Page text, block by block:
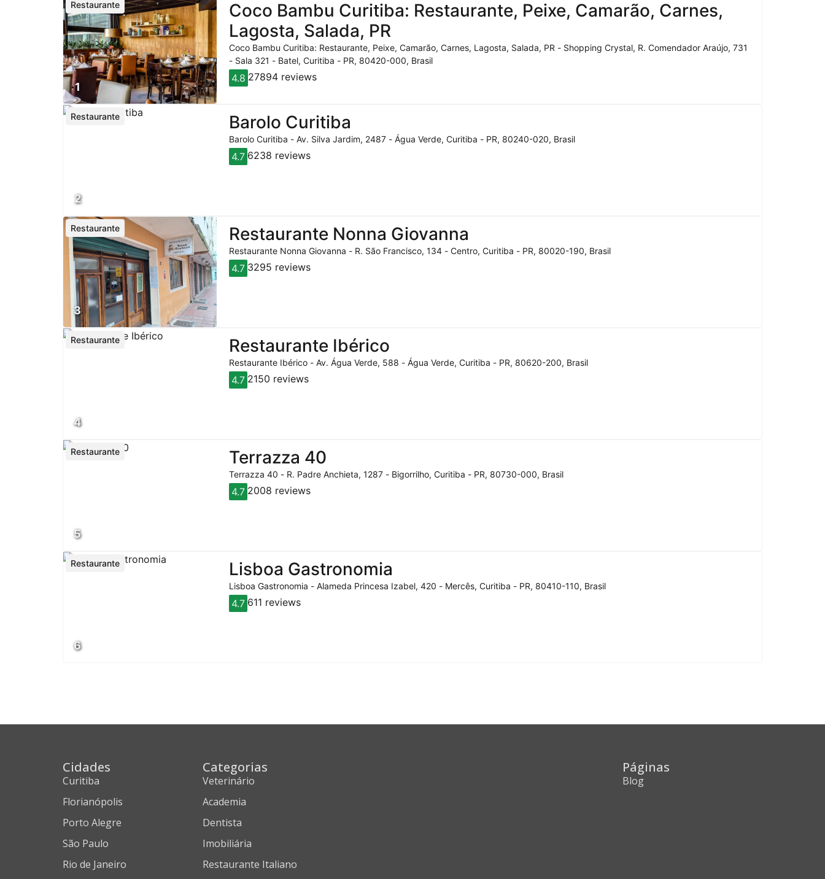
1
Coco Bambu Curitiba: Restaurante, Peixe, Camarão, Carnes,
Lagosta, Salada, PR
Restaurante
Coco Bambu Curitiba: Restaurante, Peixe, Camarão, Carnes, Lagosta, Salada, PR - Shopping Crystal, R. Comendador Araújo, 731
- Sala 321 - Batel, Curitiba - PR, 80420-000, Brasil
4.8 27894 reviews
2
Barolo Curitiba
Restaurante
Barolo Curitiba - Av. Silva Jardim, 2487 - Água Verde, Curitiba - PR, 80240-020, Brasil
4.7 6238 reviews
3
Restaurante Nonna Giovanna
Restaurante
Restaurante Nonna Giovanna - R. São Francisco, 134 - Centro, Curitiba - PR, 80020-190, Brasil
4.7 3295 reviews
4
Restaurante Ibérico
Restaurante
Restaurante Ibérico - Av. Água Verde, 588 - Água Verde, Curitiba - PR, 80620-200, Brasil
4.7 2150 reviews
5
Terrazza 40
Restaurante
Terrazza 40 - R. Padre Anchieta, 1287 - Bigorrilho, Curitiba - PR, 80730-000, Brasil
4.7 2008 reviews
6
Lisboa Gastronomia
Restaurante
Lisboa Gastronomia - Alameda Princesa Izabel, 420 - Mercês, Curitiba - PR, 80410-110, Brasil
4.7 611 reviews
Cidades
Curitiba
Florianópolis
Porto Alegre
São Paulo
Rio de Janeiro
Categorias
Veterinário
Academia
Dentista
Imobiliária
Restaurante Italiano
Páginas
Blog